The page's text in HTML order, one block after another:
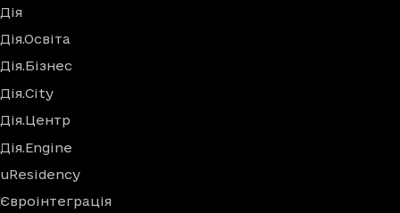
Дія
Дія.Освіта
Дія.Бізнес
Дія.City
Дія.Центр
Дія.Engine
uResidency
Євроінтеграція